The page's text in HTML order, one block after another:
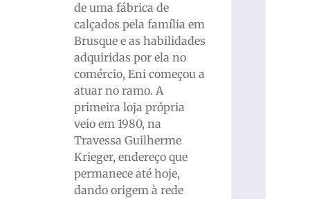
de uma fábrica de
calçados pela família em
Brusque e as habilidades
adquiridas por ela no
comércio, Eni começou a
atuar no ramo. A
primeira loja própria
veio em 1980, na
Travessa Guilherme
Krieger, endereço que
permanece até hoje,
dando origem à rede